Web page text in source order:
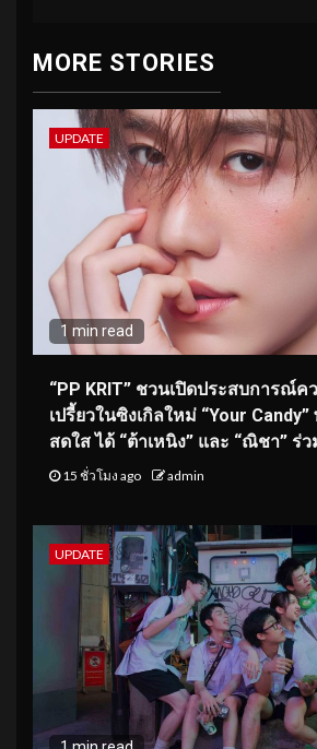
MORE STORIES
UPDATE
1 min read
“PP KRIT” ชวนเปิดประสบการณ์
เปรี้ยวในซิงเกิลใหม่ “Your
สดใส ได้ “ต้าเหนิง” และ “ณิชา” ร่
15 ชั่วโมง ago admin
UPDATE